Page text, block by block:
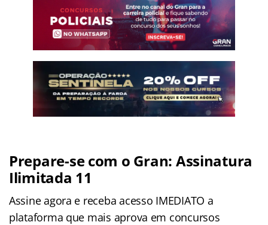
Prepare-se com o Gran: Assinatura
Ilimitada 11
Assine agora e receba acesso IMEDIATO a
plataforma que mais aprova em concursos